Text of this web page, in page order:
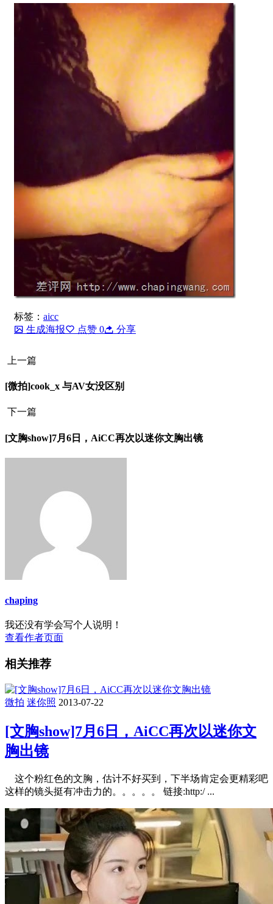
标签： aicc
生成海报
点赞 0 分享
上一篇
[微拍]cook_x 与AV女没区别
下一篇
[文胸show]7月6日，AiCC再次以迷你文胸出镜
chaping
我还没有学会写个人说明！
查看作者页面
相关推荐
微拍 迷你照 2013-07-22
[文胸show]7月6日，AiCC再次以迷你文
胸出镜
这个粉红色的文胸，估计不好买到，下半场肯定会更精彩吧
这样的镜头挺有冲击力的。。。。。 链接:http:/ ...